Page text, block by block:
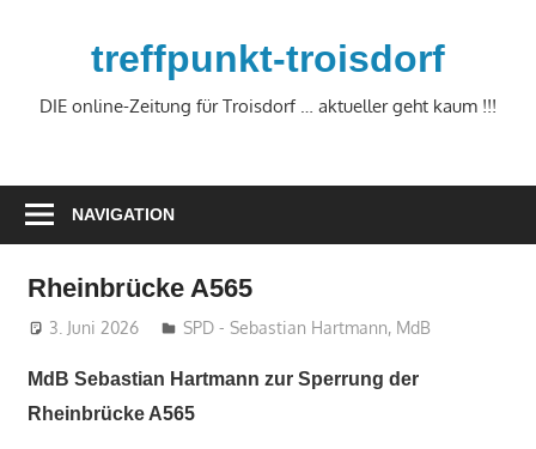
treffpunkt-troisdorf
DIE online-Zeitung für Troisdorf … aktueller geht kaum !!!
NAVIGATION
Rheinbrücke A565
3. Juni 2026 treffpunkt
SPD - Sebastian Hartmann, MdB
MdB Sebastian Hartmann zur Sperrung der
Rheinbrücke A565